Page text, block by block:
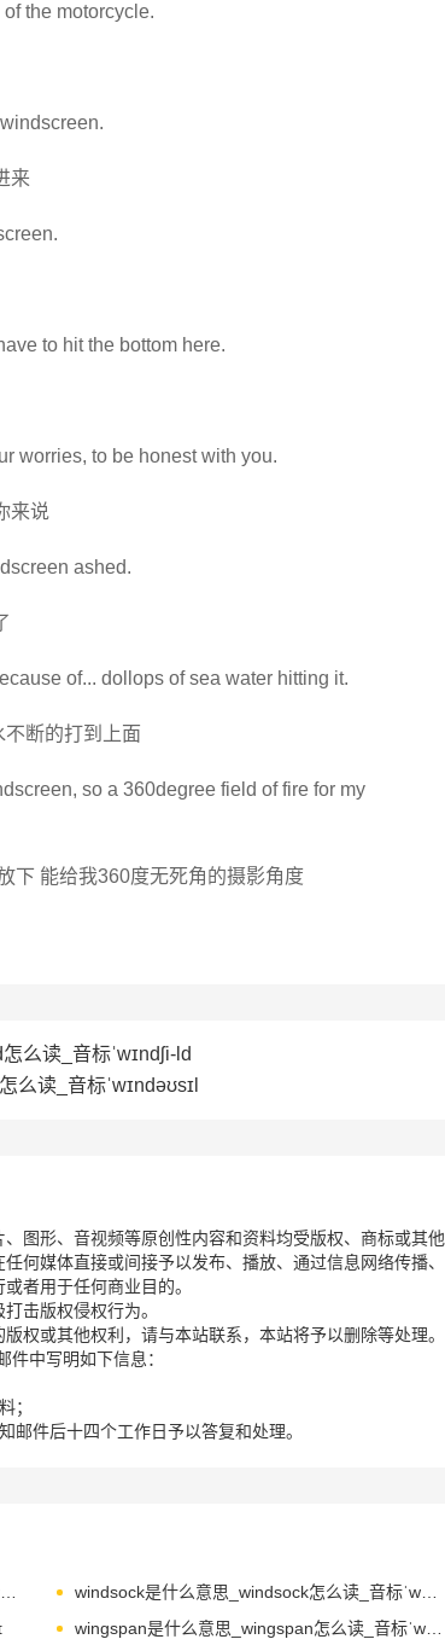
the motorcycle.
来
to hit the bottom here.
worries, to be honest with you.
来说
ashed.
of... dollops of sea water hitting it.
断的打到上面
so a 360degree field of fire for my
下 能给我360度无死角的摄影角度
么读_音标ˈwɪndʃi-ld
读_音标ˈwɪndəʊsɪl
图形、音视频等原创性内容和资料均受版权、商标或其他
何媒体直接或间接予以发布、播放、通过信息网络传播、
者用于任何商业目的。
击版权侵权行为。
权或其他权利，请与本站联系，本站将予以删除等处理。
中写明如下信息：
；
邮件后十四个工作日予以答复和处理。
windshield是什么意思_windshield怎么读_音标ˈwɪndʃi-ld
windsock是什么意思_windsock怎么读_音标ˈwɪndsɒk
wingspan是什么意思_wingspan怎么读_音标ˈwɪŋspæn